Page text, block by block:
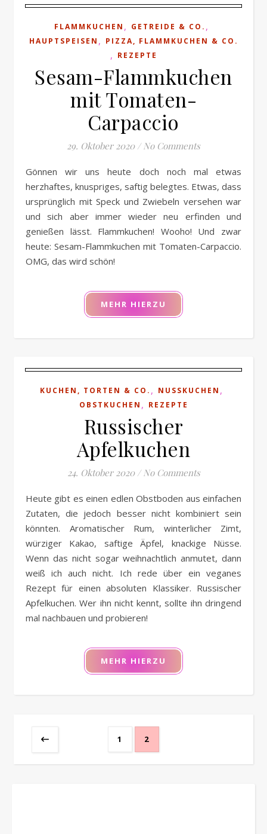
FLAMMKUCHEN , GETREIDE & CO. ,
HAUPTSPEISEN , PIZZA, FLAMMKUCHEN & CO.
, REZEPTE
Sesam-Flammkuchen
mit Tomaten-
Carpaccio
29. Oktober 2020 / No Comments
Gönnen wir uns heute doch noch mal etwas
herzhaftes, knuspriges, saftig belegtes. Etwas, dass
ursprünglich mit Speck und Zwiebeln versehen war
und sich aber immer wieder neu erfinden und
genießen lässt. Flammkuchen! Wooho! Und zwar
heute: Sesam-Flammkuchen mit Tomaten-Carpaccio.
OMG, das wird schön!
MEHR HIERZU
KUCHEN, TORTEN & CO. , NUSSKUCHEN ,
OBSTKUCHEN , REZEPTE
Russischer
Apfelkuchen
24. Oktober 2020 / No Comments
Heute gibt es einen edlen Obstboden aus einfachen
Zutaten, die jedoch besser nicht kombiniert sein
könnten. Aromatischer Rum, winterlicher Zimt,
würziger Kakao, saftige Äpfel, knackige Nüsse.
Wenn das nicht sogar weihnachtlich anmutet, dann
weiß ich auch nicht. Ich rede über ein veganes
Rezept für einen absoluten Klassiker. Russischer
Apfelkuchen. Wer ihn nicht kennt, sollte ihn dringend
mal nachbauen und probieren!
MEHR HIERZU
1 2